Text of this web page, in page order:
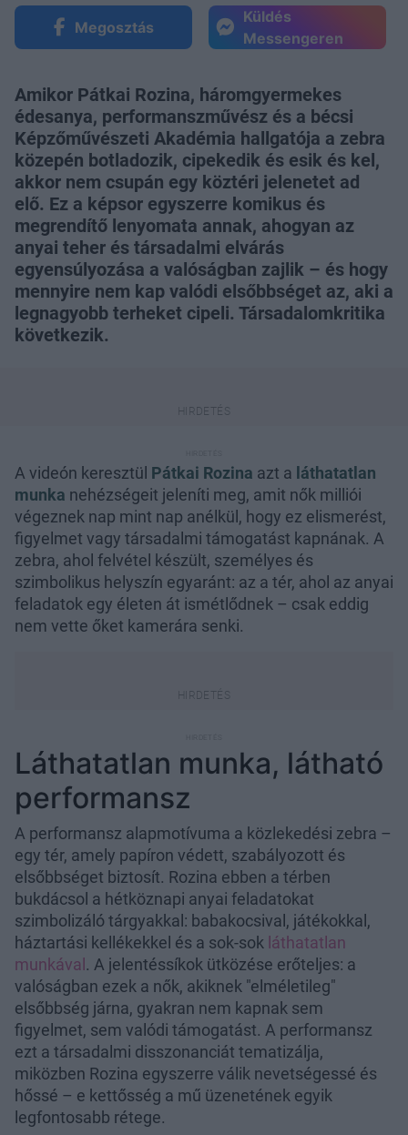
Megosztás
Küldés
Messengeren
Amikor Pátkai Rozina, háromgyermekes
édesanya, performanszművész és a bécsi
Képzőművészeti Akadémia hallgatója a zebra
közepén botladozik, cipekedik és esik és kel,
akkor nem csupán egy köztéri jelenetet ad
elő. Ez a képsor egyszerre komikus és
megrendítő lenyomata annak, ahogyan az
anyai teher és társadalmi elvárás
egyensúlyozása a valóságban zajlik – és hogy
mennyire nem kap valódi elsőbbséget az, aki a
legnagyobb terheket cipeli. Társadalomkritika
következik.
A videón keresztül Pátkai Rozina azt a láthatatlan
munka nehézségeit jeleníti meg, amit nők milliói
végeznek nap mint nap anélkül, hogy ez elismerést,
figyelmet vagy társadalmi támogatást kapnának. A
zebra, ahol felvétel készült, személyes és
szimbolikus helyszín egyaránt: az a tér, ahol az anyai
feladatok egy életen át ismétlődnek – csak eddig
nem vette őket kamerára senki.
Láthatatlan munka, látható
performansz
A performansz alapmotívuma a közlekedési zebra –
egy tér, amely papíron védett, szabályozott és
elsőbbséget biztosít. Rozina ebben a térben
bukdácsol a hétköznapi anyai feladatokat
szimbolizáló tárgyakkal: babakocsival, játékokkal,
háztartási kellékekkel és a sok-sok láthatatlan
munkával . A jelentéssíkok ütközése erőteljes: a
valóságban ezek a nők, akiknek "elméletileg"
elsőbbség járna, gyakran nem kapnak sem
figyelmet, sem valódi támogatást. A performansz
ezt a társadalmi disszonanciát tematizálja,
miközben Rozina egyszerre válik nevetségessé és
hőssé – e kettősség a mű üzenetének egyik
legfontosabb rétege.